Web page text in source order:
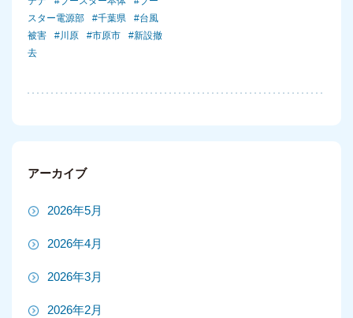
スター電源部
千葉県
台風
被害
川原 市原市
新設撤
去
アーカイブ
2026年5月
2026年4月
2026年3月
2026年2月